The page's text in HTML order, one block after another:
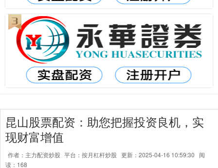
昆山股票配资：助您把握投资良机，实
现财富增值
作者：主力配资炒股 平台：按月杠杆炒股 更新：2025-04-16 10:59:30
阅
读：168